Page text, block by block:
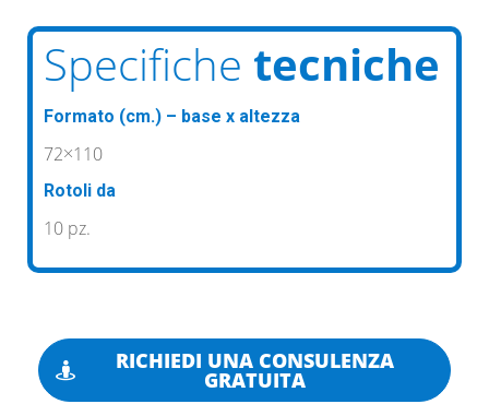
Specifiche tecniche
Formato (cm.) – base x altezza
72×110
Rotoli da
10 pz.
RICHIEDI UNA CONSULENZA
GRATUITA